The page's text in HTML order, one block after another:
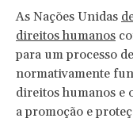
As Nações Unidas
direitos humanos
para um processo
normativamente
direitos humanos e
a promoção e